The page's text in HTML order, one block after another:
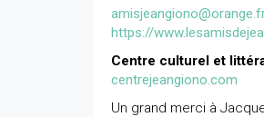
https://
Centre culturel et
centrejeangiono.com
Un grand merci à